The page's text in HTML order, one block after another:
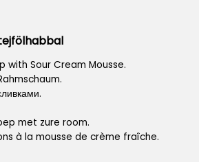
with Sour Cream Mousse.
met zure room.
à la mousse de crème fraîche.